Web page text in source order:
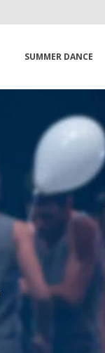
SUMMER DANCE